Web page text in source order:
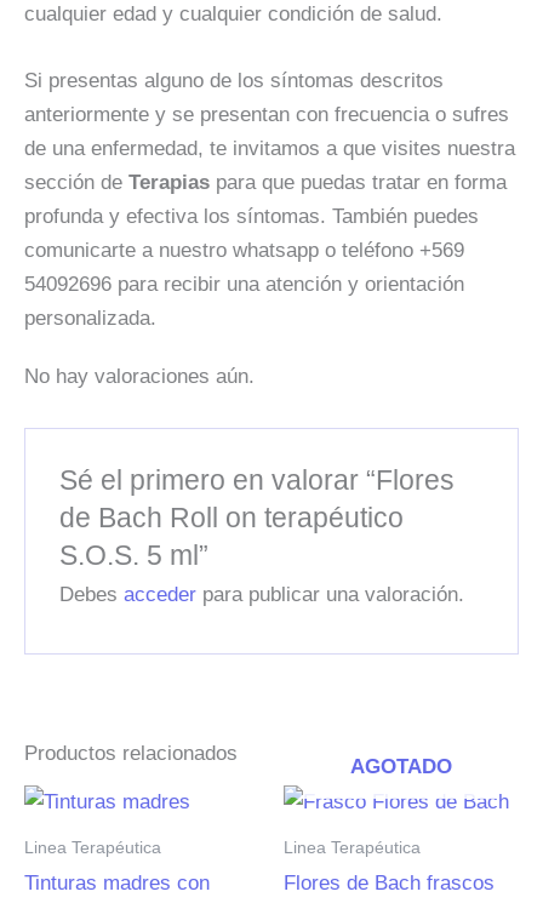
cualquier edad y cualquier condición de salud.
Si presentas alguno de los síntomas descritos
anteriormente y se presentan con frecuencia o sufres
de una enfermedad, te invitamos a que visites nuestra
sección de Terapias para que puedas tratar en forma
profunda y efectiva los síntomas. También puedes
comunicarte a nuestro whatsapp o teléfono +569
54092696 para recibir una atención y orientación
personalizada.
No hay valoraciones aún.
Sé el primero en valorar “Flores
de Bach Roll on terapéutico
S.O.S. 5 ml”
Debesacceder para publicar una valoración.
Productos relacionados
Linea Terapéutica
Tinturas madres con
AGOTADO
Linea Terapéutica
Flores de Bach frascos